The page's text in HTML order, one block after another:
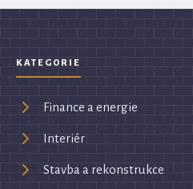
KATEGORIE
Finance a energie
Interiér
Stavba a rekonstrukce